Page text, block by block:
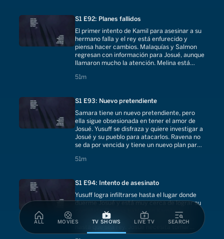
ALL MOVIES TV SHOWS LIVE TV SEARCH
S1 E92: Planes fallidos
El primer intento de Kamil para asesinar a su
hermano falla y el rey está enfurecido y
piensa hacer cambios. Malaquías y Salmon
regresan con información para Josué, aunque
llamaron mucho la atención. Melina está
51m
51 minutes
S1 E93: Nuevo pretendiente
Samara tiene un nuevo pretendiente, pero
ella sigue obsesionada en tener el amor de
Josué. Yusuff se disfraza y quiere investigar a
Josué y su pueblo para atacarlos. Ravena no
se da por vencida y tiene un nuevo plan para
51m
51 minutes
S1 E94: Intento de asesinato
Yusuff logra infiltrarse hasta el lugar donde
duerme Josué y está muy cerca de lograr su
cometido. Ravena habla con Kamil y le
reafirma que ella siempre estará a su lado
medidas para la seguridad de su pueblo.